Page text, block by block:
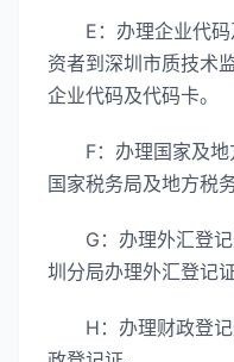
E：办理企业代码
资者到深圳市质技术
企业代码及代码卡。
F：办理国家及地
国家税务局及地方税
G：办理外汇登记
圳分局办理外汇登记证
H：办理财政登记